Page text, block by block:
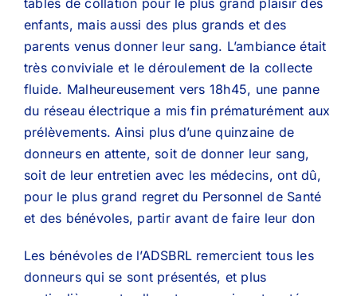
enfants, mais aussi des plus grands et des
parents venus donner leur sang. L’ambiance était
très conviviale et le déroulement de la collecte
fluide. Malheureusement vers 18h45, une panne
du réseau électrique a mis fin prématurément aux
prélèvements. Ainsi plus d’une quinzaine de
donneurs en attente, soit de donner leur sang,
soit de leur entretien avec les médecins, ont dû,
pour le plus grand regret du Personnel de Santé
et des bénévoles, partir avant de faire leur don
Les bénévoles de l’ADSBRL remercient tous les
donneurs qui se sont présentés, et plus